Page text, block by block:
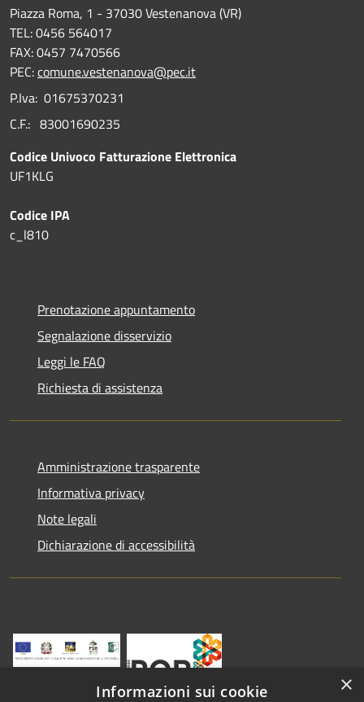
Piazza Roma, 1 - 37030 Vestenanova (VR)
TEL: 0456 564017
FAX: 0457 7470566
PEC:comune.vestenanova@pec.it
P.Iva: 01675370231
C.F.: 83001690235
Codice Univoco Fatturazione Elettronica
UF1KLG
Codice IPA
c_l810
Prenotazione appuntamento
Segnalazione disservizio
Leggi le FAQ
Richiesta di assistenza
Amministrazione trasparente
Informativa privacy
Note legali
Dichiarazione di accessibilità
×
Informazioni sui cookie